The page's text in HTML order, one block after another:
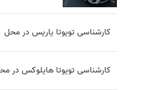
کارشناسی تویوتا یاریس در محل
کارشناسی تویوتا هایلوکس در